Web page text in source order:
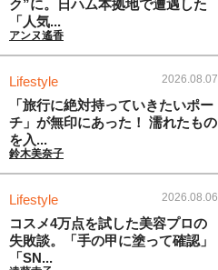
ク”に。日ハム本拠地で遭遇した
「人気...
アンヌ遙香
Lifestyle 2026.08.07
「旅行に絶対持っていきたいポー
チ」が無印にあった！ 濡れたもの
を入...
鈴木美奈子
Lifestyle 2026.08.06
コスメ4万点を試した美容プロの
失敗談。「手の甲に塗って確認」
「SN...